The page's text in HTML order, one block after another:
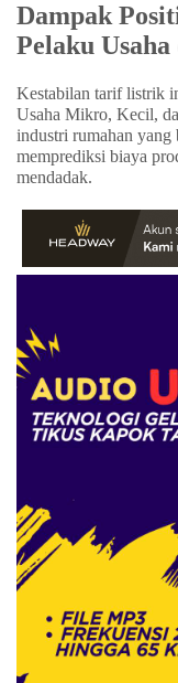
Dampak
Pelaku
Kestabilan tarif listrik
Usaha Mikro, Kecil,
industri rumahan yang
memprediksi biaya
mendadak.